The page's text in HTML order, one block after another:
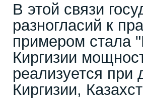
В этой связи
разногласий к
примером стала
Киргизии
реализуется
Киргизии,